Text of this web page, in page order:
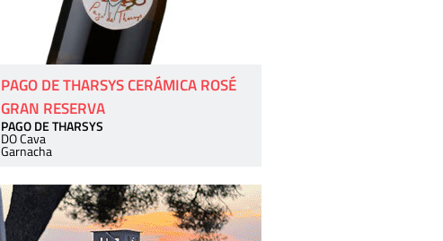
PAGO DE THARSYS CERÁMICA ROSÉ
GRAN RESERVA
PAGO DE THARSYS
DO Cava
Garnacha